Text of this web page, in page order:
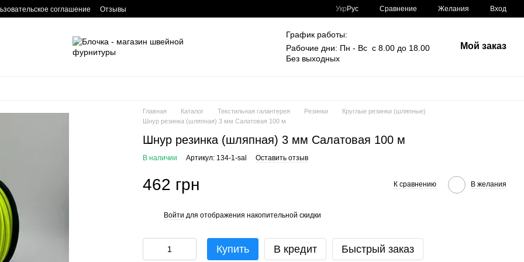
соглашение Отзывы Укр Рус Сравнение Желания Вход
График работы:
Рабочие дни: Пн - Вс с 8.00 до 18.00
Без выходных
Мой заказ
Главная Каталог Текстильная галантерея Резинки
Круглые резинки (шляпные)
Шнур резинка (шляпная) 3 мм Салатовая 100 м
Шнур резинка (шляпная) 3 мм Салатовая 100 м
В наличии Артикул: 134-1-sal Оставить отзыв
462 грн К сравнению В желания
Войти для отображения накопительной скидки
Купить В кредит Быстрый заказ